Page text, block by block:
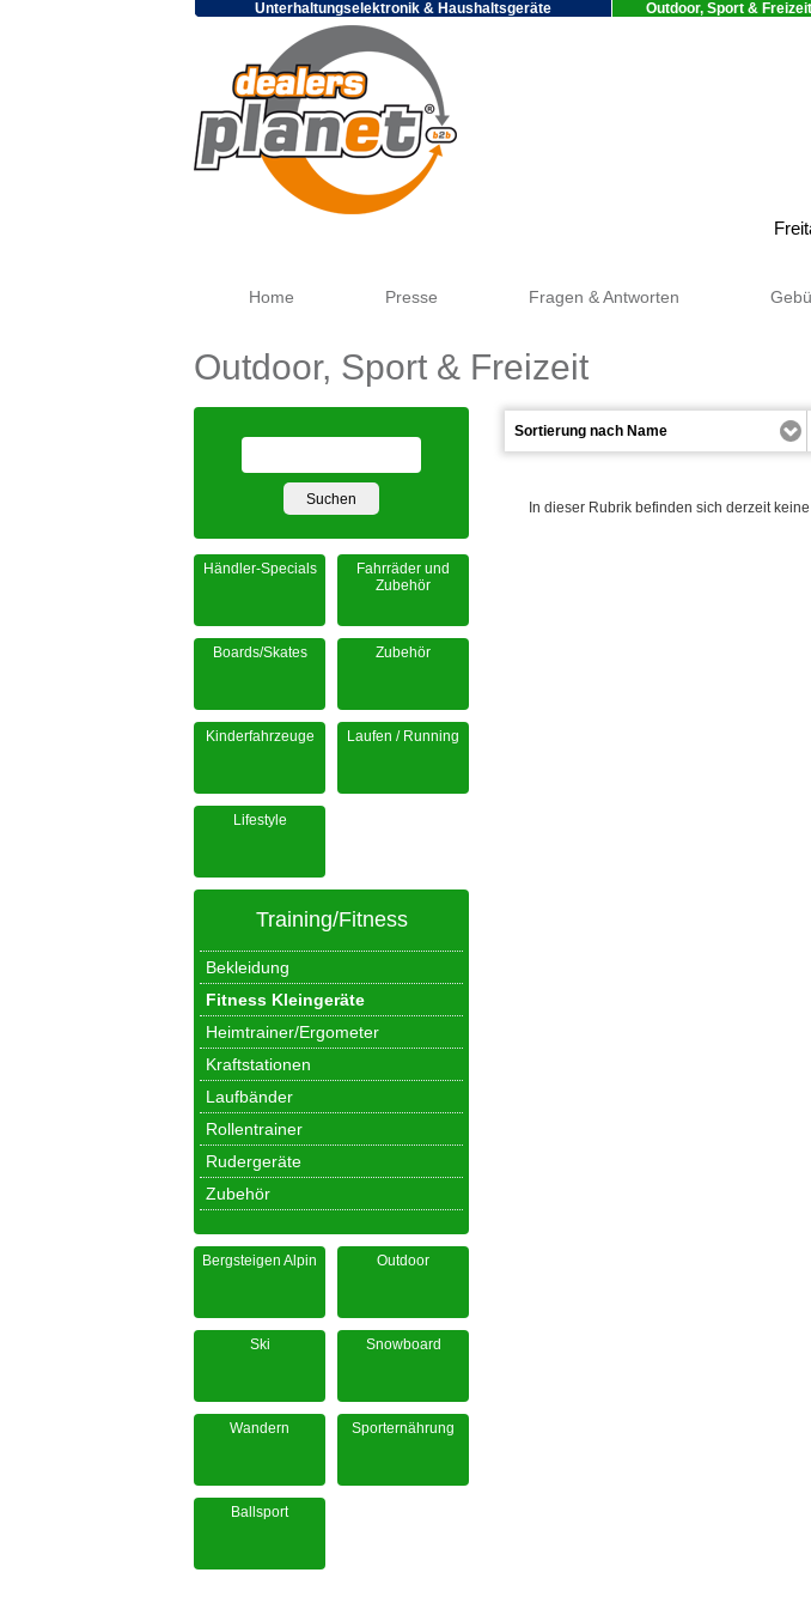
Unterhaltungselektronik & Haushaltsgeräte Outdoor, Sport & Freizeit
Home Presse Fragen & Antworten
Outdoor, Sport & Freizeit
In dieser Rubrik befinden sich derzeit
Händler-Specials
Fahrräder und
Zubehör
Boards/Skates Zubehör
Kinderfahrzeuge Laufen / Running
Lifestyle
Training/Fitness
Bekleidung
Fitness Kleingeräte
Heimtrainer/Ergometer
Kraftstationen
Laufbänder
Rollentrainer
Rudergeräte
Zubehör
Bergsteigen Alpin Outdoor
Ski Snowboard
Wandern Sporternährung
Ballsport